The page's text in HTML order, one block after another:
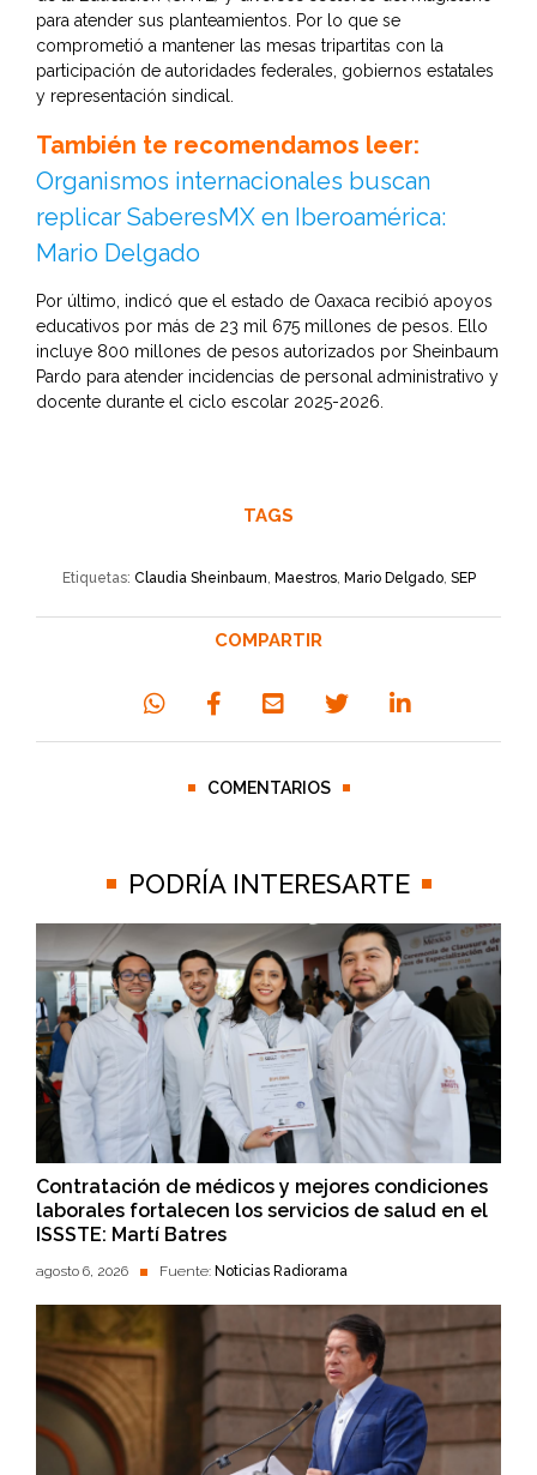
para atender sus planteamientos. Por lo que se
comprometió a mantener las mesas tripartitas con la
participación de autoridades federales, gobiernos estatales
y representación sindical.
También te recomendamos leer:
Organismos internacionales buscan
replicar SaberesMX en Iberoamérica:
Mario Delgado
Por último, indicó que el estado de Oaxaca recibió apoyos
educativos por más de 23 mil 675 millones de pesos. Ello
incluye 800 millones de pesos autorizados por Sheinbaum
Pardo para atender incidencias de personal administrativo y
docente durante el ciclo escolar 2025-2026.
TAGS
Etiquetas: Claudia Sheinbaum Maestros, Mario Delgado, SEP
COMPARTIR
COMENTARIOS
PODRÍA INTERESARTE
Contratación de médicos y mejores condiciones
laborales fortalecen los servicios de salud en el
ISSSTE: Martí Batres
agosto 6, 2026 Fuente: Noticias Radiorama